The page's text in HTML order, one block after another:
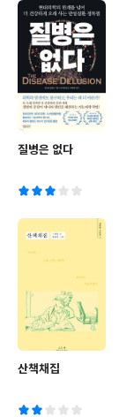
질병은 없다
산책채집